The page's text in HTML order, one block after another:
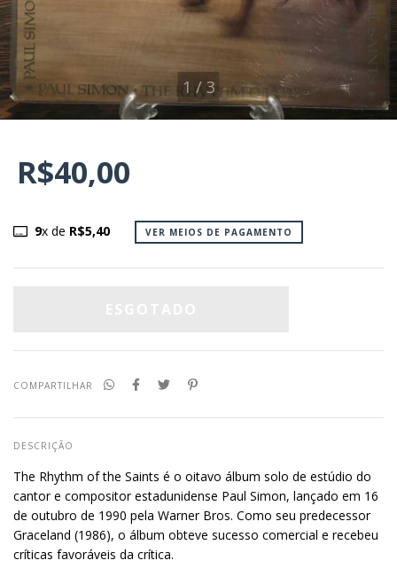
1 /3
R$40,00
9x de R$5,40 VER MEIOS DE PAGAMENTO
COMPARTILHAR
DESCRIÇÃO
The Rhythm of the Saints é o oitavo álbum solo de estúdio do
cantor e compositor estadunidense Paul Simon, lançado em 16
de outubro de 1990 pela Warner Bros. Como seu predecessor
Graceland (1986), o álbum obteve sucesso comercial e recebeu
críticas favoráveis da crítica.